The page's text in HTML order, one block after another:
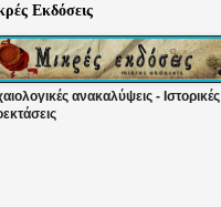
Εκδόσεις
ανακαλύψεις - Ιστορικές